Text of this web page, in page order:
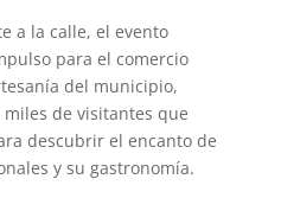
a la calle, el evento
para el comercio
del municipio,
de visitantes que
descubrir el encanto de
y su gastronomía.